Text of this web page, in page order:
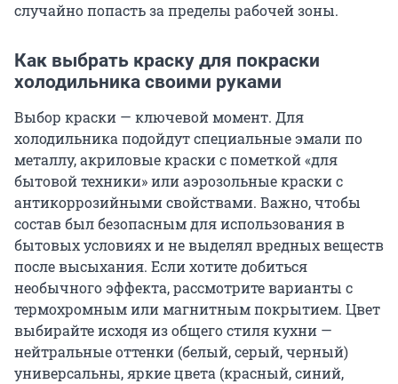
случайно попасть за пределы рабочей зоны.
Как выбрать краску для покраски
холодильника своими руками
Выбор краски — ключевой момент. Для
холодильника подойдут специальные эмали по
металлу, акриловые краски с пометкой «для
бытовой техники» или аэрозольные краски с
антикоррозийными свойствами. Важно, чтобы
состав был безопасным для использования в
бытовых условиях и не выделял вредных веществ
после высыхания. Если хотите добиться
необычного эффекта, рассмотрите варианты с
термохромным или магнитным покрытием. Цвет
выбирайте исходя из общего стиля кухни —
нейтральные оттенки (белый, серый, черный)
универсальны, яркие цвета (красный, синий,